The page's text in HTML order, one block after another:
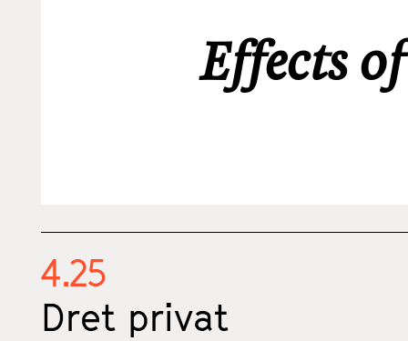
Effects
4.25
Dret privat